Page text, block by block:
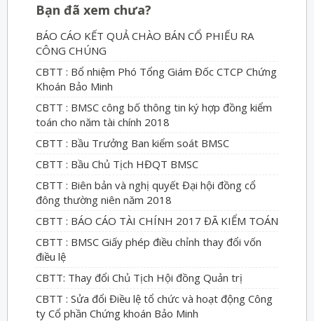
Bạn đã xem chưa?
BÁO CÁO KẾT QUẢ CHÀO BÁN CỔ PHIẾU RA
CÔNG CHÚNG
CBTT : Bổ nhiệm Phó Tổng Giám Đốc CTCP Chứng
Khoán Bảo Minh
CBTT : BMSC công bố thông tin ký hợp đồng kiểm
toán cho năm tài chính 2018
CBTT : Bầu Trưởng Ban kiểm soát BMSC
CBTT : Bầu Chủ Tịch HĐQT BMSC
CBTT : Biên bản và nghị quyết Đại hội đồng cổ
đông thường niên năm 2018
CBTT : BÁO CÁO TÀI CHÍNH 2017 ĐÃ KIỂM TOÁN
CBTT : BMSC Giấy phép điều chỉnh thay đổi vốn
điều lệ
CBTT: Thay đổi Chủ Tịch Hội đồng Quản trị
CBTT : Sửa đổi Điều lệ tổ chức và hoạt động Công
ty Cổ phần Chứng khoán Bảo Minh